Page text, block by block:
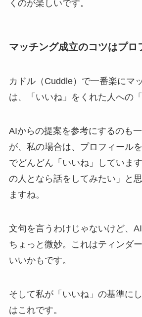
くのが楽しいです。
マッチング成立のコツはプロ
カドル（Cuddle）で一番楽にマ
は、「いいね」をくれた人への
AIからの提案を参考にするのも
が、私の場合は、プロフィール
でどんどん「いいね」していま
の人となら話をしてみたい」と
ますね。
文句を言うわけじゃないけど、
ちょっと微妙。これはティンダ
いいかもです。
そして私が「いいね」の基準に
はこれです。